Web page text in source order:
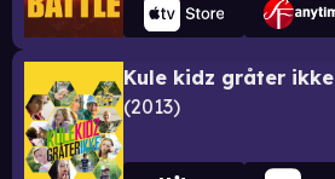
Kule kidz gråter ikke
2013